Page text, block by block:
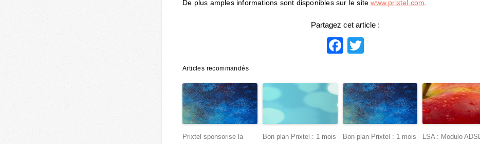
De plus amples informations sont disponibles sur le sitewww.prixtel.com
Partagez cet article :
Facebook
Articles recommandés
Prixtel sponsorise la
Bon plan Prixtel : 1 mois
Bon plan Prixtel : 1 mois
LSA : Modulo ADSL